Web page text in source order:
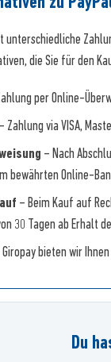
unterschiedliche
die Sie für den
per Online-
– Zahlung via VISA,
– Nach
bewährten Online-
– Beim Kauf auf
30 Tagen ab Erhalt
Giropay bieten wir
Du